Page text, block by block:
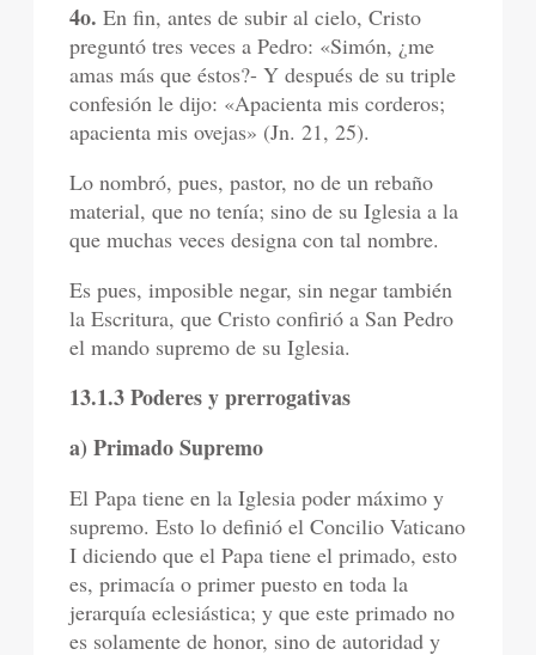
4o.En fin, antes de subir al cielo, Cristo
preguntó tres veces a Pedro: «Simón, ¿me
amas más que éstos?- Y después de su triple
confesión le dijo: «Apacienta mis corderos;
apacienta mis ovejas» (Jn. 21, 25).
Lo nombró, pues, pastor, no de un rebaño
material, que no tenía; sino de su Iglesia a la
que muchas veces designa con tal nombre.
Es pues, imposible negar, sin negar también
la Escritura, que Cristo confirió a San Pedro
el mando supremo de su Iglesia.
13.1.3 Poderes y prerrogativas
a) Primado Supremo
El Papa tiene en la Iglesia poder máximo y
supremo. Esto lo definió el Concilio Vaticano
I diciendo que el Papa tiene el primado, esto
es, primacía o primer puesto en toda la
jerarquía eclesiástica; y que este primado no
es solamente de honor, sino de autoridad y